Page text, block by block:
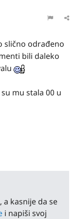
slično odrađeno
bili daleko
mu stala 00 u
a kasnije da se
i napiši svoj